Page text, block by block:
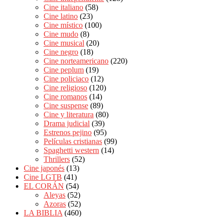
Cine italiano (58)
Cine latino (23)
Cine místico (100)
Cine mudo (8)
Cine musical (20)
Cine negro (18)
Cine norteamericano (220)
Cine peplum (19)
Cine policiaco (12)
Cine religioso (120)
Cine romanos (14)
Cine suspense (89)
Cine y literatura (80)
Drama judicial (39)
Estrenos pejino (95)
Películas cristianas (99)
Spaghetti western (14)
Thrillers (52)
Cine japonés (13)
Cine LGTB (41)
EL CORÁN (54)
Aleyas (52)
Azoras (52)
LA BIBLIA (460)